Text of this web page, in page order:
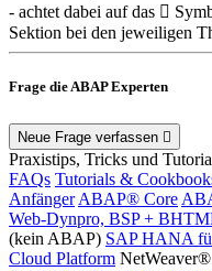
- achtet dabei auf das
Sektion bei den jeweiligen
Frage die ABAP Experten
Neue Frage verfassen
Praxistips, Tricks und
FAQs Tutorials &
Anfänger ABAP® Core
Web-Dynpro, BSP +
(kein ABAP) SAP HANA
Cloud Platform